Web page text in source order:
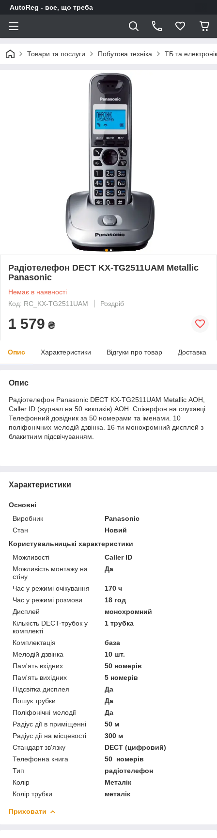
AutoReg - все, що треба
Товари та послуги Побутова техніка ТБ та
Радіотелефон DECT KX-TG2511UAM Metallic
Panasonic
Немає в наявності
Код: RC_KX-TG2511UAM
Роздріб
1 579 ₴
Опис Характеристики Відгуки про товар Доставка
Опис
Радіотелефон Panasonic DECT KX-TG2511UAM Metallic АОН,
Caller ID (журнал на 50 викликів) АОН. Спікерфон на слухавці.
Телефонний довідник за 50 номерами та іменами. 10
поліфонічних мелодій дзвінка. 16-ти монохромний дисплей з
блакитним підсвічуванням.
Характеристики
Основні
Виробник
Panasonic
Стан
Новий
Користувальницькі характеристики
Можливості
Caller ID
Можливість монтажу на
стіну
Да
Час у режимі очікування
170 ч
Час у режимі розмови
18 год
Дисплей
монохромний
Кількість DECT-трубок у
комплекті
1 трубка
Комплектація
база
Мелодій дзвінка
10 шт.
Пам'ять вхідних
50 номерів
Пам'ять вихідних
5 номерів
Підсвітка дисплея
Да
Пошук трубки
Да
Поліфонічні мелодії
Да
Радіус дії в приміщенні
50 м
Радіус дії на місцевості
300 м
Стандарт зв'язку
DECT (цифровий)
Телефонна книга
50 номерів
Тип
радіотелефон
Колір
Металік
Колір трубки
металік
Приховати